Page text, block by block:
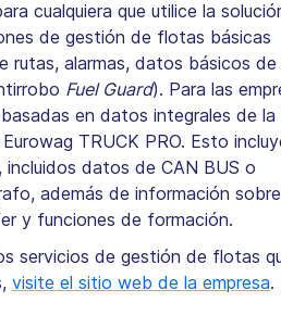
cualquiera que utilice la
de gestión de flotas básicas
rutas, alarmas, datos básicos de
Fuel Guard). Para las
en datos integrales de la
TRUCK PRO. Esto
datos de CAN BUS o
además de información
y funciones de formación.
servicios de gestión de flotas
visite el sitio web de la empresa.